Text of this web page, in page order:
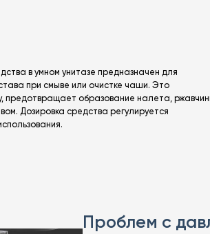
в умном унитазе предназначен для
при смыве или очистке чаши. Это
предотвращает образование налета,
Дозировка средства регулируется
Проблем с